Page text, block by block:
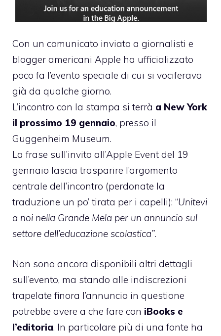
Con un comunicato inviato a giornalisti e
blogger americani Apple ha ufficializzato
poco fa l’evento speciale di cui si vociferava
già da qualche giorno.
L’incontro con la stampa si terrà a New York
il prossimo 19 gennaio, presso il
Guggenheim Museum.
La frase sull’invito all’Apple Event del 19
gennaio lascia trasparire l’argomento
centrale dell’incontro (perdonate la
traduzione un po’ tirata per i capelli): “Unitevi
a noi nella Grande Mela per un annuncio sul
settore dell’educazione scolastica”.
Non sono ancora disponibili altri dettagli
sull’evento, ma stando alle indiscrezioni
trapelate finora l’annuncio in questione
potrebbe avere a che fare con iBooks e
l’editoria. In particolare più di una fonte ha